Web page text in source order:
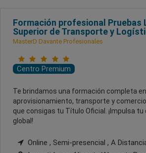
Formación profesional Pruebas
Superior de Transporte y
MasterD Davante Profesionales
Centro Premium
Te brindamos una formación completa
aprovisionamiento, transporte y
que consigas tu Título Oficial. ¡Impulsa tu
global!
Online , Semi-presencial , A